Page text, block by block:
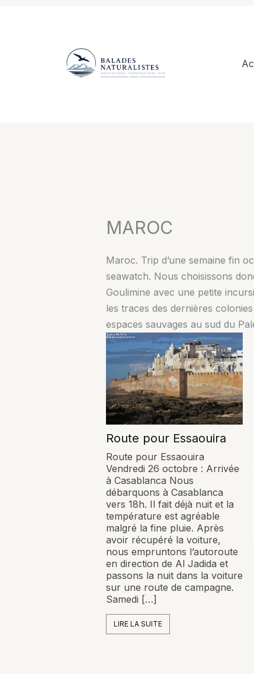
MAROC
Maroc. Trip d’une semaine fin
seawatch. Nous choisissons
Goulimine avec une petite
les traces des dernières
espaces sauvages au sud du
Route pour Essaouira
Route pour Essaouira
Vendredi 26 octobre : Arrivée
à Casablanca Nous
débarquons à Casablanca
vers 18h. Il fait déjà nuit et la
température est agréable
malgré la fine pluie. Après
avoir récupéré la voiture,
nous empruntons l’autoroute
en direction de Al Jadida et
passons la nuit dans la voiture
sur une route de campagne.
Samedi […]
LIRE LA SUITE